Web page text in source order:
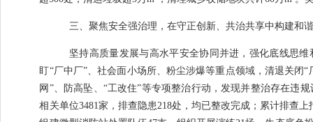
三、聚焦安全强治理，在守正创新、共治共享中构建和
坚持高质量发展与高水平安全协同并进，强化底线思
盯“厂中厂”、社会面小场所、粉尘涉爆等重点领域，清退关闭“
网 ”、防高坠、 “工改住”等专项整治行动，发现并整治存在违
相关单位3481家，排查隐患218处，均已整改完成；累计排查上